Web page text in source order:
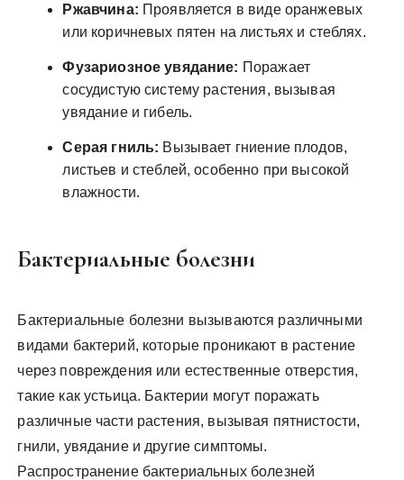
Ржавчина: Проявляется в виде оранжевых
или коричневых пятен на листьях и стеблях.
Фузариозное увядание: Поражает
сосудистую систему растения, вызывая
увядание и гибель.
Серая гниль: Вызывает гниение плодов,
листьев и стеблей, особенно при высокой
влажности.
Бактериальные болезни
Бактериальные болезни вызываются различными
видами бактерий, которые проникают в растение
через повреждения или естественные отверстия,
такие как устьица. Бактерии могут поражать
различные части растения, вызывая пятнистости,
гнили, увядание и другие симптомы.
Распространение бактериальных болезней